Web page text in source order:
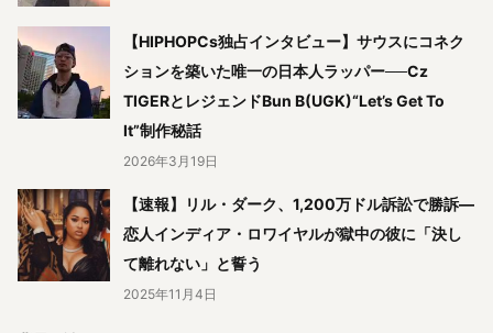
【HIPHOPCs独占インタビュー】サウスにコネク
ションを築いた唯一の日本人ラッパー──Cz
TIGERとレジェンドBun B(UGK)“Let’s Get To
It”制作秘話
2026年3月19日
【速報】リル・ダーク、1,200万ドル訴訟で勝訴—
恋人インディア・ロワイヤルが獄中の彼に「決し
て離れない」と誓う
2025年11月4日